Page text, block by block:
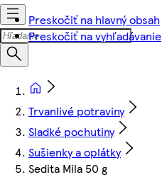
Preskočiť na hlavný obsah
Preskočiť na vyhľadávanie
Trvanlivé potraviny
Sladké pochutiny
Sušienky a oplátky
Sedita Mila 50 g